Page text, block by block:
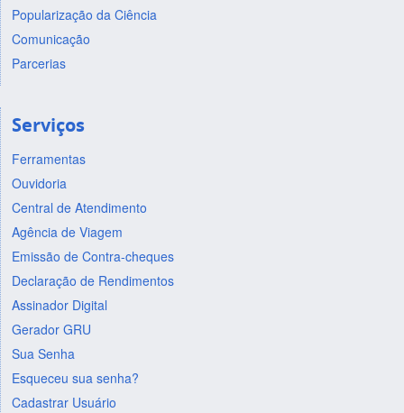
Popularização da Ciência
Comunicação
Parcerias
Serviços
Ferramentas
Ouvidoria
Central de Atendimento
Agência de Viagem
Emissão de Contra-cheques
Declaração de Rendimentos
Assinador Digital
Gerador GRU
Sua Senha
Esqueceu sua senha?
Cadastrar Usuário